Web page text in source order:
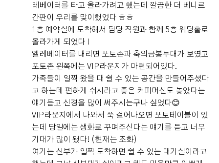
레베이터를 타고 올라가려고 했는데 깔끔한 더 베니르
간판이 우리를 맞이했었다 ㅎㅎ
1층 예약실에 도착해서 담당 직원과 함께 5층 웨딩홀로
올라가게 되었다 !
엘레베이터를 내리면 포토존과 축의금봉투대가 보였고
포토존 왼쪽에는 VIP라운지가 마련되어있다.
가족들이 일찍 왔을 때 쉴 수 있는 공간을 만들어주셨다
고 하는데 편하게 쉬시라고 좋은 커피머신도 놓았다는
얘기듣고 신경을 많이 써주시는구나 싶었다😊
VIP라운지에서 나와서 쭉 걸어나오면 포토테이블이 있
는데 당일에는 생화로 꾸며주신다는 얘기를 듣고 너무
기대가 많이 됐다! (현재는 조화)
여기는 신부가 일찍 도착하면 쉴 수 있는 대기실이라고